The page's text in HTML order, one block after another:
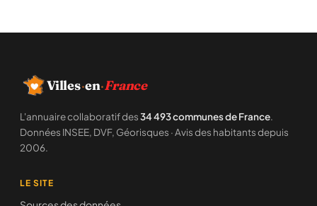
Villes·en·France
L'annuaire collaboratif des34 493 communes de France.
Données INSEE, DVF, Géorisques · Avis des habitants depuis
2006.
LE SITE